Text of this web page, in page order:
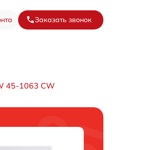
Заказать звонок
45-1063 CW